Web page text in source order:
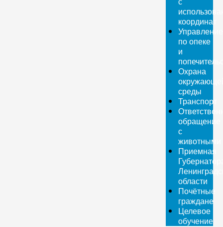
координат
Управление
по опеке
и
Охрана
среды
Транспорт
обращение
с
животными
Приемная
области
Почётные
граждане
Целевое
обучение